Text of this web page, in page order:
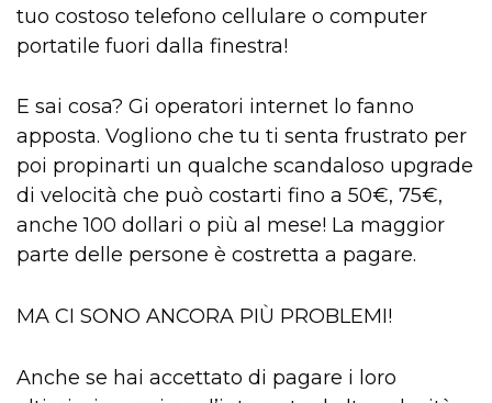
tuo costoso telefono cellulare o computer
portatile fuori dalla finestra!
E sai cosa? Gi operatori internet lo fanno
apposta. Vogliono che tu ti senta frustrato per
poi propinarti un qualche scandaloso upgrade
di velocità che può costarti fino a 50€, 75€,
anche 100 dollari o più al mese! La maggior
parte delle persone è costretta a pagare.
MA CI SONO ANCORA PIÙ PROBLEMI!
Anche se hai accettato di pagare i loro